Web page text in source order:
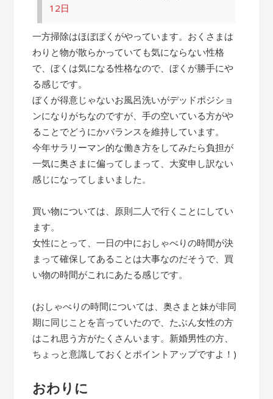
12日
一方掃除はほぼぼくがやっています。おくさまは
わりと物が散らかっていても気にならない性格
で、ぼくは気になる性格なので、ぼくが勝手にや
る感じです。
ぼくが得意じゃないお風呂洗いがデッドポジショ
ンになりがちなのですが、手の空いている方がや
ることでどうにかバランスを維持しています。
今年サラリーマン的な働き方をしてみたら負担が
一気に奥さまに偏ってしまって、大変申し訳ない
感じになってしまいました。
買い物については、原則二人で行くことにしてい
ます。
女性にとって、一日の中におしゃべりの時間が決
まって確保してあることは大事なのだそうで、買
い物の時間がこれにあたる感じです。
(おしゃべりの時間については、奥さまと妹が非同
期に同じことを言っていたので、たぶん女性の方
はこれ思う方がたくさんいます。新婚男性の方、
ちょっと意識しておくとポイントアップですよ！)
おわりに